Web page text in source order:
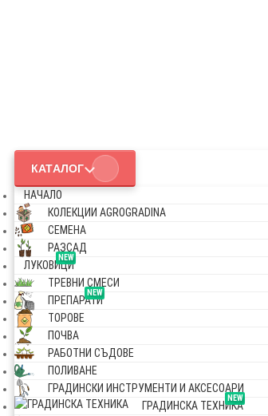
КАТАЛОГ
НАЧАЛО
КОЛЕКЦИИ AGROGRADINA
СЕМЕНА
РАЗСАД
NEW
ЛУКОВИЦИ
ТРЕВНИ СМЕСИ
NEW
ПРЕПАРАТИ
ТОРОВЕ
ПОЧВА
РАБОТНИ СЪДОВЕ
ПОЛИВАНЕ
ГРАДИНСКИ ИНСТРУМЕНТИ И АКСЕСОАРИ
NEW
ГРАДИНСКА ТЕХНИКА